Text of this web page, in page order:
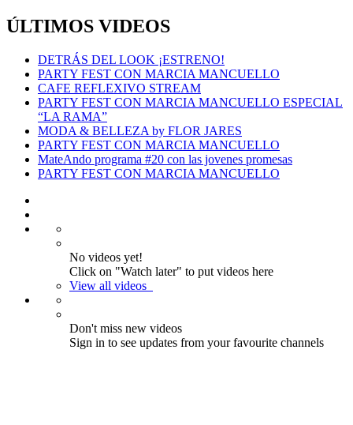
ÚLTIMOS VIDEOS
DETRÁS DEL LOOK ¡ESTRENO!
PARTY FEST CON MARCIA MANCUELLO
CAFE REFLEXIVO STREAM
PARTY FEST CON MARCIA MANCUELLO ESPECIAL
“LA RAMA”
MODA & BELLEZA by FLOR JARES
PARTY FEST CON MARCIA MANCUELLO
MateAndo programa #20 con las jovenes promesas
PARTY FEST CON MARCIA MANCUELLO
No videos yet!
Click on "Watch later" to put videos here
View all videos
Don't miss new videos
Sign in to see updates from your favourite channels